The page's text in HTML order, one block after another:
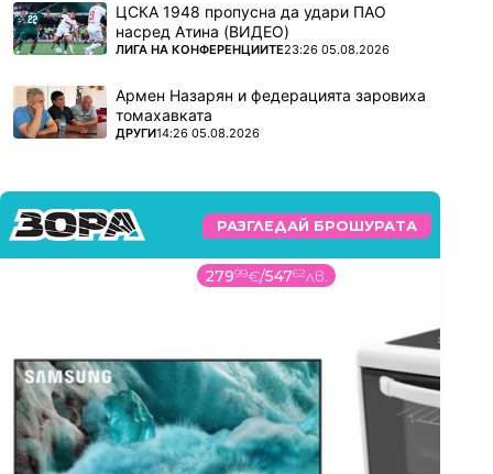
ЦСКА 1948 пропусна да удари ПАО
насред Атина (ВИДЕО)
ПОВЕЧЕ ОТ
ЛИГА НА КОНФЕРЕНЦИИТЕ23:26 05.08.2026
Армен Назарян и федерацията заровиха
томахавката
ПОВЕЧЕ ОТ
ДРУГИ14:26 05.08.2026
РАЗГЛЕДАЙ БРОШУРАТА
27999€/54762лв.